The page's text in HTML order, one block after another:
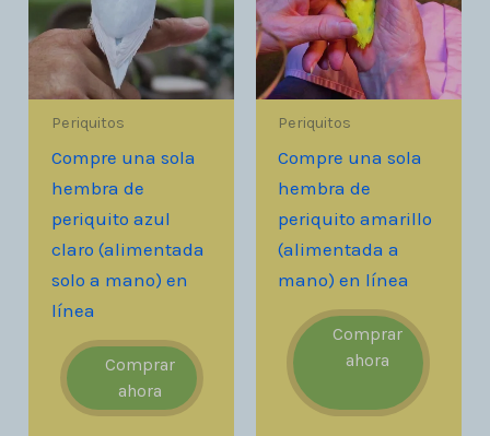
Periquitos
Compre una sola
hembra de
periquito azul
claro (alimentada
solo a mano) en
línea
Comprar
ahora
Periquitos
Compre una sola
hembra de
periquito amarillo
(alimentada a
mano) en línea
Comprar
ahora